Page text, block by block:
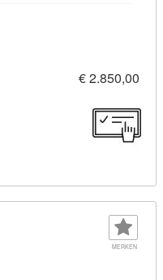
€ 2.850,00
MERKEN